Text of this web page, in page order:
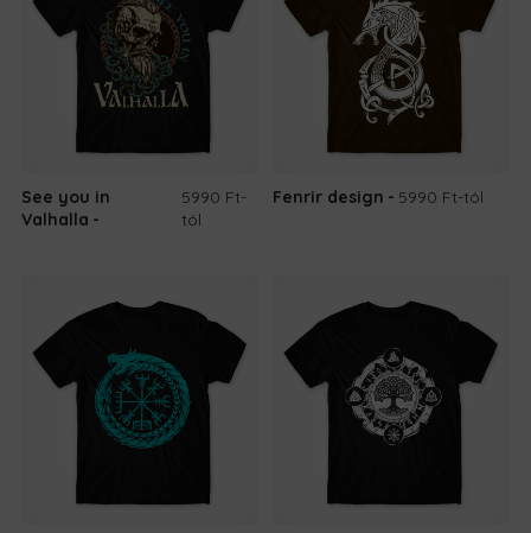
See you in
Valhalla
5990 Ft-
tól
Fenrir design 5990 Ft-tól